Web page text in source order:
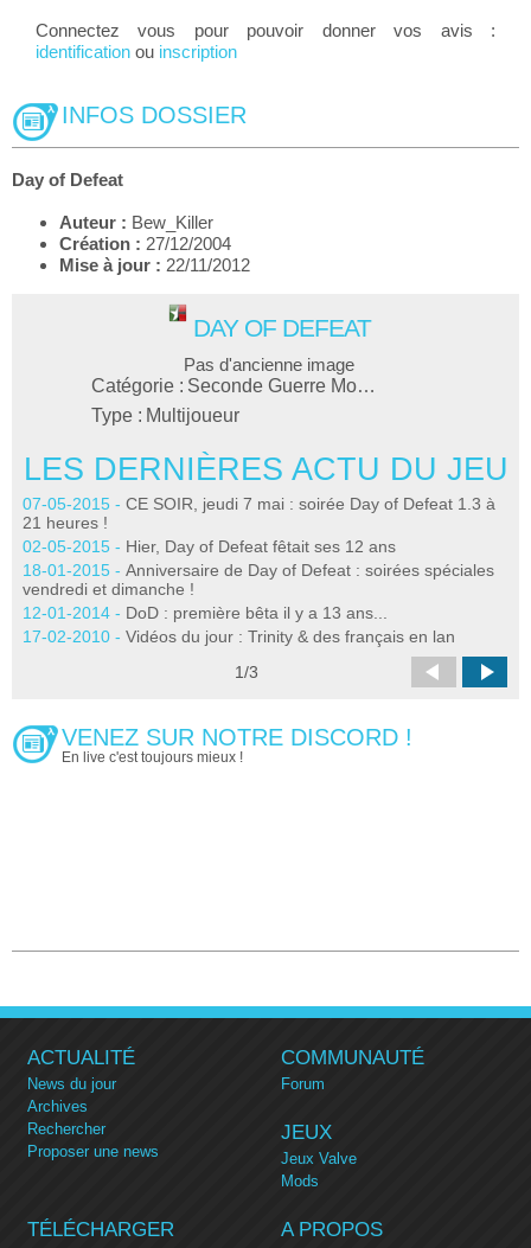
Connectez vous pour pouvoir donner vos avis :
identification ou inscription
INFOS DOSSIER
Day of Defeat
Auteur : Bew_Killer
Création : 27/12/2004
Mise à jour : 22/11/2012
DAY OF DEFEAT
Pas d'ancienne image
Catégorie : Seconde Guerre Mo…
Type : Multijoueur
LES DERNIÈRES ACTU DU JEU
07-05-2015 - CE SOIR, jeudi 7 mai : soirée Day of Defeat 1.3 à
21 heures !
02-05-2015 - Hier, Day of Defeat fêtait ses 12 ans
18-01-2015 - Anniversaire de Day of Defeat : soirées spéciales
vendredi et dimanche !
12-01-2014 - DoD : première bêta il y a 13 ans...
17-02-2010 - Vidéos du jour : Trinity & des français en lan
1/3
VENEZ SUR NOTRE DISCORD !
En live c'est toujours mieux !
ACTUALITÉ
News du jour
Archives
Rechercher
Proposer une news
COMMUNAUTÉ
Forum
JEUX
Jeux Valve
Mods
TÉLÉCHARGER A PROPOS